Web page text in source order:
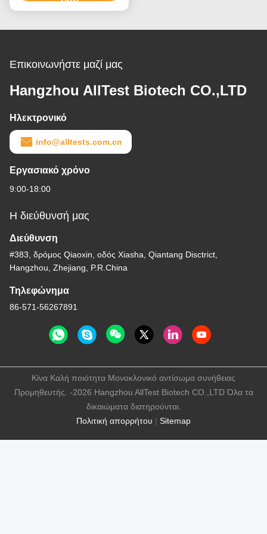
Επικοινωνήστε μαζί μας
Hangzhou AllTest Biotech CO.,LTD
Ηλεκτρονικό
info@alltests.com.cn
Εργασιακό χρόνο
9:00-18:00
Η διεύθυνσή μας
Διεύθυνση
#383, δρόμος Qiaoxin, οδός Xiasha, Qiantang Disctrict,
Hangzhou, Zhejiang, P.R.China
Τηλεφώνημα
86-571-56267891
Πολιτική απορρήτου | Sitemap
Κίνα Καλή ποιότητα Μονοκλονικό αντίσωμα συνήθειας
Προμηθευτής. -2026 Hangzhou AllTest Biotech CO.,LTD Όλα τα
δικαιώματα διατηρούνται.